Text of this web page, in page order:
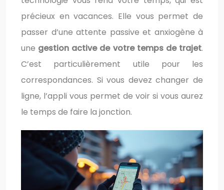
précieux en vacances. Elle vous permet de
passer d’une attente passive et anxiogène à
une gestion active de votre temps de trajet.
C’est particulièrement utile pour les
correspondances. Si vous devez changer de
ligne, l’appli vous permet de voir si vous aurez
le temps de faire la jonction.